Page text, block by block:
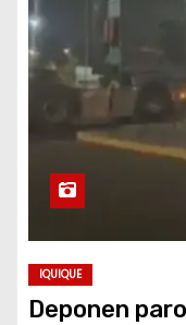
IQUIQUE
Deponen